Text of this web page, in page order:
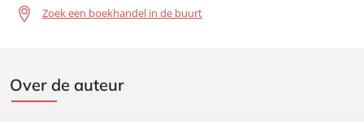
Zoek een boekhandel in de buurt
Over de auteur